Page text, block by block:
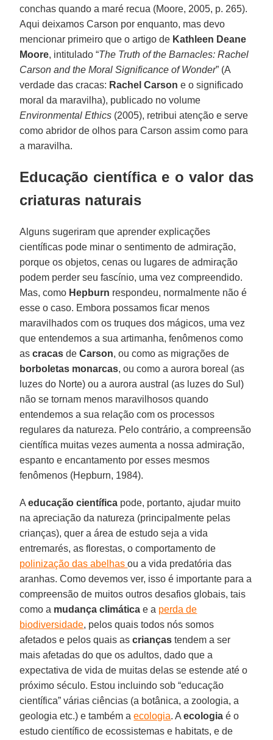
conchas quando a maré recua (Moore, 2005, p. 265).
Aqui deixamos Carson por enquanto, mas devo
mencionar primeiro que o artigo de Kathleen Deane
Moore, intitulado “The Truth of the Barnacles: Rachel
Carson and the Moral Significance of Wonder” (A
verdade das cracas: Rachel Carson e o significado
moral da maravilha), publicado no volume
Environmental Ethics (2005), retribui atenção e serve
como abridor de olhos para Carson assim como para
a maravilha.
Educação científica e o valor das
criaturas naturais
Alguns sugeriram que aprender explicações
científicas pode minar o sentimento de admiração,
porque os objetos, cenas ou lugares de admiração
podem perder seu fascínio, uma vez compreendido.
Mas, como Hepburn respondeu, normalmente não é
esse o caso. Embora possamos ficar menos
maravilhados com os truques dos mágicos, uma vez
que entendemos a sua artimanha, fenômenos como
ascracas deCarson, ou como as migrações de
borboletas monarcas, ou como a aurora boreal (as
luzes do Norte) ou a aurora austral (as luzes do Sul)
não se tornam menos maravilhosos quando
entendemos a sua relação com os processos
regulares da natureza. Pelo contrário, a compreensão
científica muitas vezes aumenta a nossa admiração,
espanto e encantamento por esses mesmos
fenômenos (Hepburn, 1984).
Aeducação científica pode, portanto, ajudar muito
na apreciação da natureza (principalmente pelas
crianças), quer a área de estudo seja a vida
entremarés, as florestas, o comportamento de
polinização das abelhasou a vida predatória das
aranhas. Como devemos ver, isso é importante para a
compreensão de muitos outros desafios globais, tais
como a mudança climática e a perda de
biodiversidade, pelos quais todos nós somos
afetados e pelos quais ascrianças tendem a ser
mais afetadas do que os adultos, dado que a
expectativa de vida de muitas delas se estende até o
próximo século. Estou incluindo sob “educação
científica” várias ciências (a botânica, a zoologia, a
geologia etc.) e também aecologia. Aecologia é o
estudo científico de ecossistemas e habitats, e de